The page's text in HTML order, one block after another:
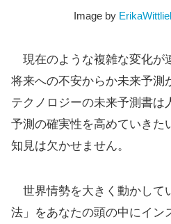
Image by
現在のような複雑な変化が
将来への不安からか未来予測
テクノロジーの未来予測書は
予測の確実性を高めていきた
知見は欠かせません。
世界情勢を大きく動かして
法」をあなたの頭の中にイン